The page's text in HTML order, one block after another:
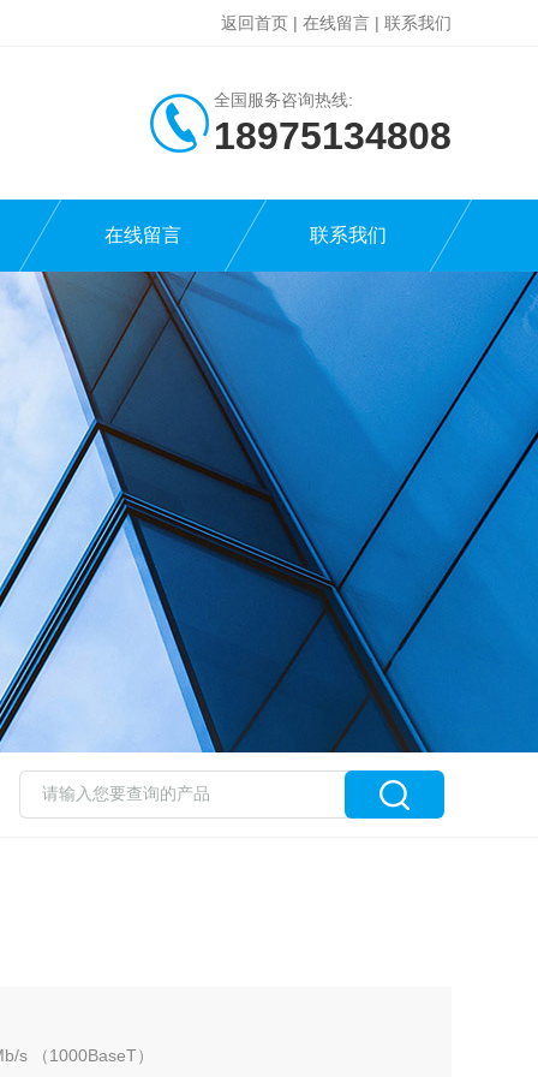
返回首页 | 在线留言 | 联系我们
全国服务咨询热线:
18975134808
在线留言 联系我们
s （1000BaseT）